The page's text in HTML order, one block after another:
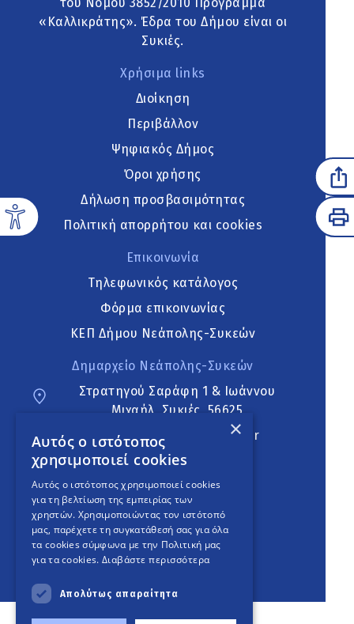
«Καλλικράτης». Έδρα του Δήμου είναι οι
Συκιές.
Χρήσιμα links
Διοίκηση
Περιβάλλον
Ψηφιακός Δήμος
Όροι χρήσης
Δήλωση προσβασιμότητας
Πολιτική απορρήτου και cookies
Επικοινωνία
Τηλεφωνικός κατάλογος
Φόρμα επικοινωνίας
ΚΕΠ Δήμου Νεάπολης-Συκεών
Δημαρχείο Νεάπολης-Συκεών
Στρατηγού Σαράφη 1 & Ιωάννου
Μιχαήλ, Συκιές, 56625
neapoli.sykies@ddt.gov.gr
Ακολουθήστε
English Version
An project
×
Αυτός ο ιστότοπος
χρησιμοποιεί cookies
Αυτός ο ιστότοπος χρησιμοποιεί cookies
για τη βελτίωση της εμπειρίας των
χρηστών. Χρησιμοποιώντας τον ιστότοπό
μας, παρέχετε τη συγκατάθεσή σας για όλα
τα cookies σύμφωνα με την Πολιτική μας
για τα cookies. Διαβάστε περισσότερα
Απολύτως απαραίτητα